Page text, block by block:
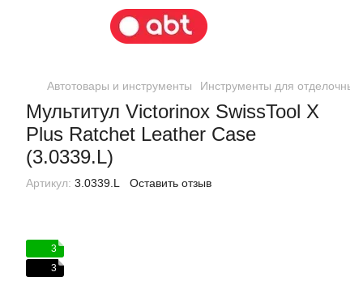
Автотовары и инструменты Инструменты для отделочных
Мультитул Victorinox SwissTool X
Plus Ratchet Leather Case
(3.0339.L)
Артикул: 3.0339.L Оставить отзыв
3
3